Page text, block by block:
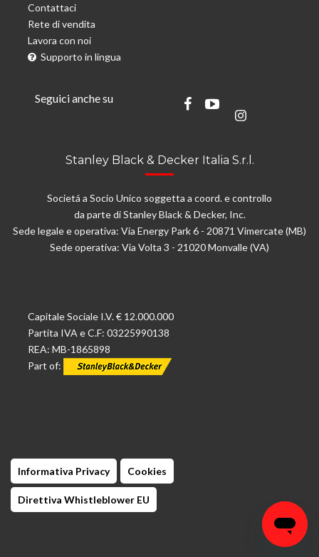
Contattaci
Rete di vendita
Lavora con noi
Supporto in lingua
Seguici anche su
Stanley Black & Decker Italia S.r.l.
Societá a Socio Unico soggetta a coord. e controllo
da parte di Stanley Black & Decker, Inc.
Sede legale e operativa: Via Energy Park 6 - 20871 Vimercate (MB)
Sede operativa: Via Volta 3 - 21020 Monvalle (VA)
Capitale Sociale I.V. € 12.000.000
Partita IVA e C.F: 03225990138
REA: MB-1865898
Part of:
Informativa Privacy Cookies
Direttiva Whistleblower EU